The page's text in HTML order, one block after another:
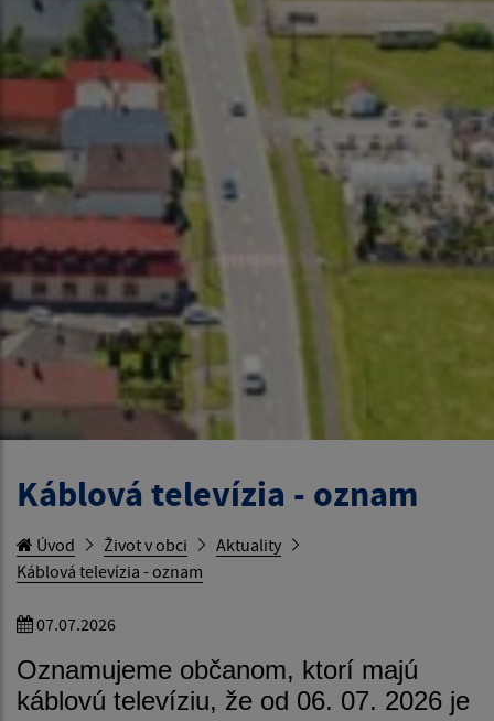
Káblová televízia - oznam
Úvod Život v obci
Aktuality
Káblová televízia - oznam
07.07.2026
Oznamujeme občanom, ktorí majú
káblovú televíziu, že od 06. 07. 2026 je